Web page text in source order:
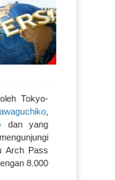
Tokyo-
dan yang
Arch Pass
8.000